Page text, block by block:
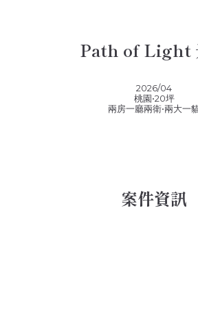
Path of Light
2026/04
桃園•20坪
兩房一廳兩衛•兩大一
案件資訊